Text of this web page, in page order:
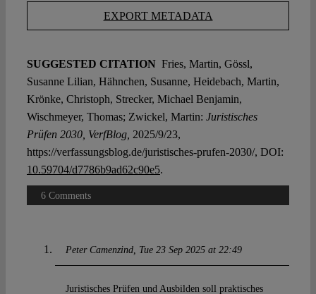
EXPORT METADATA
SUGGESTED CITATION Fries, Martin, Gössl,
Susanne Lilian, Hähnchen, Susanne, Heidebach, Martin,
Krönke, Christoph, Strecker, Michael Benjamin,
Wischmeyer, Thomas; Zwickel, Martin: Juristisches
Prüfen 2030, VerfBlog, 2025/9/23,
https://verfassungsblog.de/juristisches-prufen-2030/, DOI:
10.59704/d7786b9ad62c90e5.
6 Comments
Peter Camenzind Tue 23 Sep 2025 at 22:49
Juristisches Prüfen und Ausbilden soll praktisches